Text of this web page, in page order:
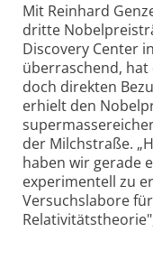
Mit Reinhard
dritte
Discovery Center
überraschend,
doch direkten
erhielt den
der Milchstraße.
haben wir gerade
experimentell zu
Versuchs­labore